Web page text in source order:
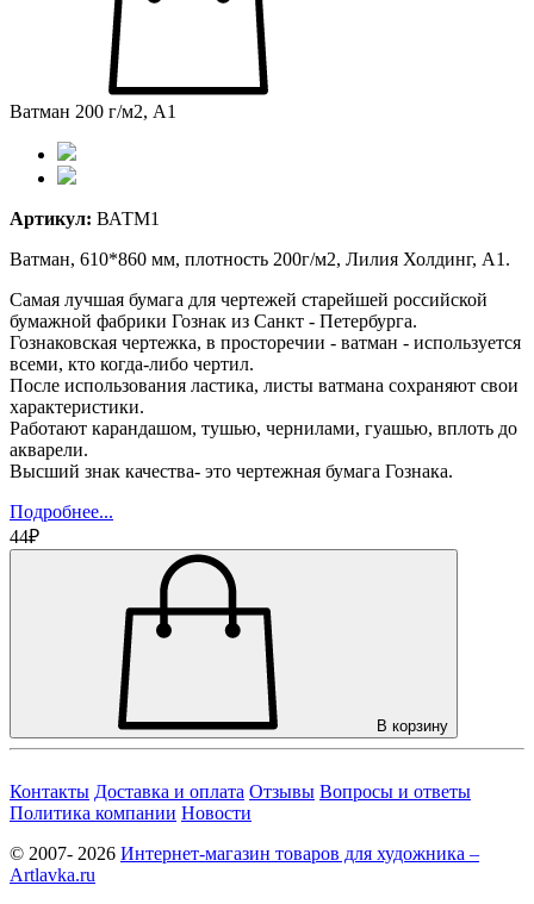
Ватман 200 г/м2, А1
Артикул: ВАТМ1
Ватман, 610*860 мм, плотность 200г/м2, Лилия Холдинг, А1.
Самая лучшая бумага для чертежей старейшей российской
бумажной фабрики Гознак из Санкт - Петербурга.
Гознаковская чертежка, в просторечии - ватман - используется
всеми, кто когда-либо чертил.
После использования ластика, листы ватмана сохраняют свои
характеристики.
Работают карандашом, тушью, чернилами, гуашью, вплоть до
акварели.
Высший знак качества- это чертежная бумага Гознака.
Подробнее...
44₽
В корзину
Контакты Доставка и оплата Отзывы Вопросы и ответы
Политика компании Новости
© 2007- 2026 Интернет-магазин товаров для художника –
Artlavka.ru